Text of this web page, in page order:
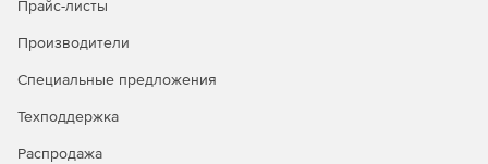
Прайс-листы
Производители
Специальные предложения
Техподдержка
Распродажа